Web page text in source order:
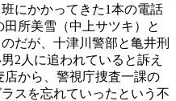
にかかってきた1本の電話
所美雪（中上サツキ）と
だが、十津川警部と亀井刑
2人に追われていると訴え
から、警視庁捜査一課の
スを忘れていったという不